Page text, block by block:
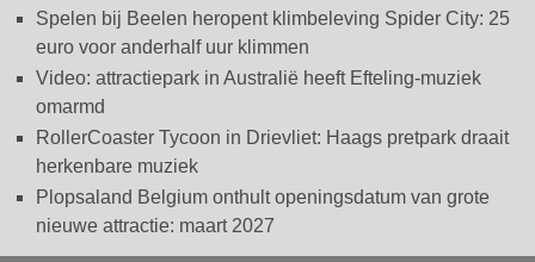
Spelen bij Beelen heropent klimbeleving Spider City: 25
euro voor anderhalf uur klimmen
Video: attractiepark in Australië heeft Efteling-muziek
omarmd
RollerCoaster Tycoon in Drievliet: Haags pretpark draait
herkenbare muziek
Plopsaland Belgium onthult openingsdatum van grote
nieuwe attractie: maart 2027